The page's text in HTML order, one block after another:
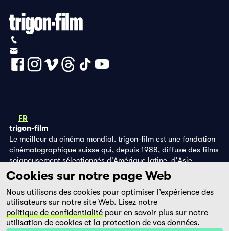
FR
trigon-film
Le meilleur du cinéma mondial. trigon-film est une fondation
cinématographique suisse qui, depuis 1988, diffuse des films
soigneusement sélectionnés d'Amérique latine, d'Asie,
d'Afrique et d'Europe de l'Est, dans les salles de cinéma,
grâce à ses propres éditions DVD et sur la plateforme de
streaming filmingo.
Cookies sur notre page Web
Nous utilisons des cookies pour optimiser l’expérience des
utilisateurs sur notre site Web. Lisez notre
politique de confidentialité pour en savoir plus sur notre
utilisation de cookies et la protection de vos données.